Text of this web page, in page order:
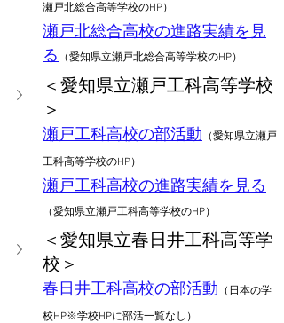
瀬戸北総合高等学校のHP）
瀬戸北総合高校の進路実績を見
る
（愛知県立瀬戸北総合高等学校のHP）
＜愛知県立瀬戸工科高等学校
＞
瀬戸工科高校の部活動 （愛知県立瀬戸
工科高等学校のHP）
瀬戸工科高校の進路実績を見る
（愛知県立瀬戸工科高等学校のHP）
＜愛知県立春日井工科高等学
校＞
春日井工科高校の部活動 （日本の学
校HP※学校HPに部活一覧なし）